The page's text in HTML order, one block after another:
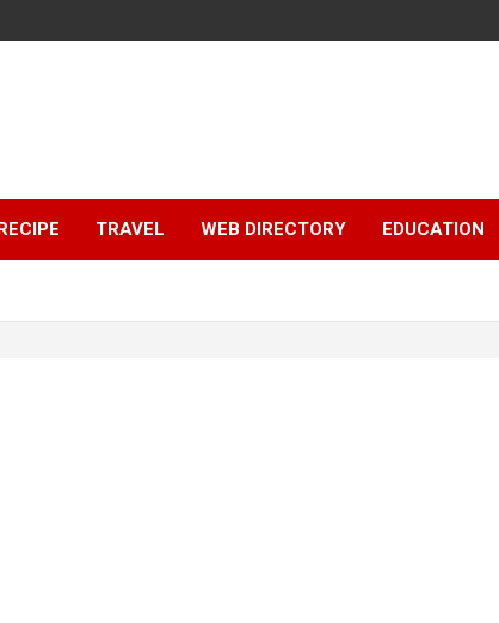
TRAVEL WEB DIRECTORY EDUCATION